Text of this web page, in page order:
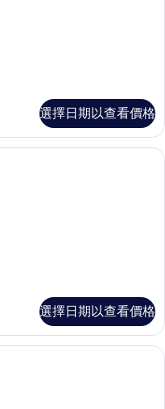
選擇日期以查看價格
行政豪華客房 | 迷你吧、客房內
選擇日期以查看價格
客房 | 迷你吧、客房內保險箱、